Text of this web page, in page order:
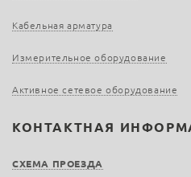
Кабельная арматура
Измерительное оборудование
Активное сетевое оборудование
КОНТАКТНАЯ
СХЕМА ПРОЕЗДА